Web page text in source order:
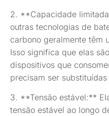
2. **Capacidade
outras tecnologias de
carbono geralmente têm
Isso significa que elas
dispositivos que
precisam ser
3. **Tensão estável:**
tensão estável ao longo